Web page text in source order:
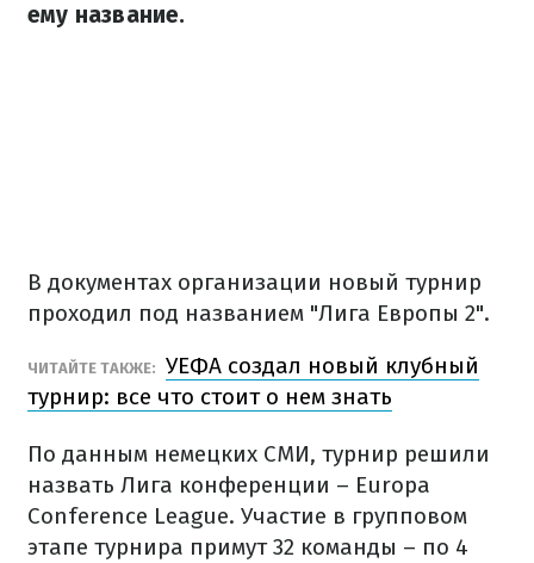
ему название.
В документах организации новый турнир
проходил под названием "Лига Европы 2".
ЧИТАЙТЕ ТАКЖЕ: УЕФА создал новый клубный
турнир: все что стоит о нем знать
По данным немецких СМИ, турнир решили
назвать Лига конференции – Europa
Conference League. Участие в групповом
этапе турнира примут 32 команды – по 4